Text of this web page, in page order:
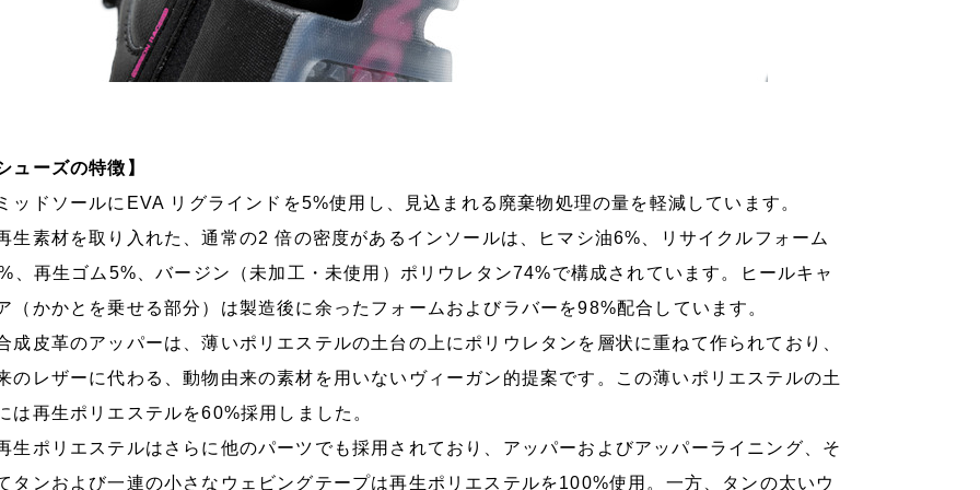
ューズの特徴】
ッドソールにEVA リグラインドを5%使用し、見込まれる廃棄物処理の量を軽減しています。
生素材を取り入れた、通常の2 倍の密度があるインソールは、ヒマシ油6%、リサイクルフォーム
、再生ゴム5%、バージン（未加工・未使用）ポリウレタン74%で構成されています。ヒールキャ
（かかとを乗せる部分）は製造後に余ったフォームおよびラバーを98%配合しています。
成皮革のアッパーは、薄いポリエステルの土台の上にポリウレタンを層状に重ねて作られており、
のレザーに代わる、動物由来の素材を用いないヴィーガン的提案です。この薄いポリエステルの土
は再生ポリエステルを60%採用しました。
生ポリエステルはさらに他のパーツでも採用されており、アッパーおよびアッパーライニング、そ
タンおよび一連の小さなウェビングテープは再生ポリエステルを100%使用。一方、タンの太いウ